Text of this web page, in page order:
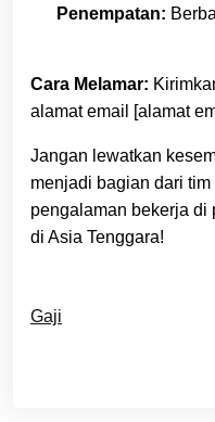
Penempatan:
Cara Melamar:
alamat email [alamat
Jangan lewatkan
menjadi bagian dari
pengalaman bekerja di
di Asia Tenggara!
Gaji